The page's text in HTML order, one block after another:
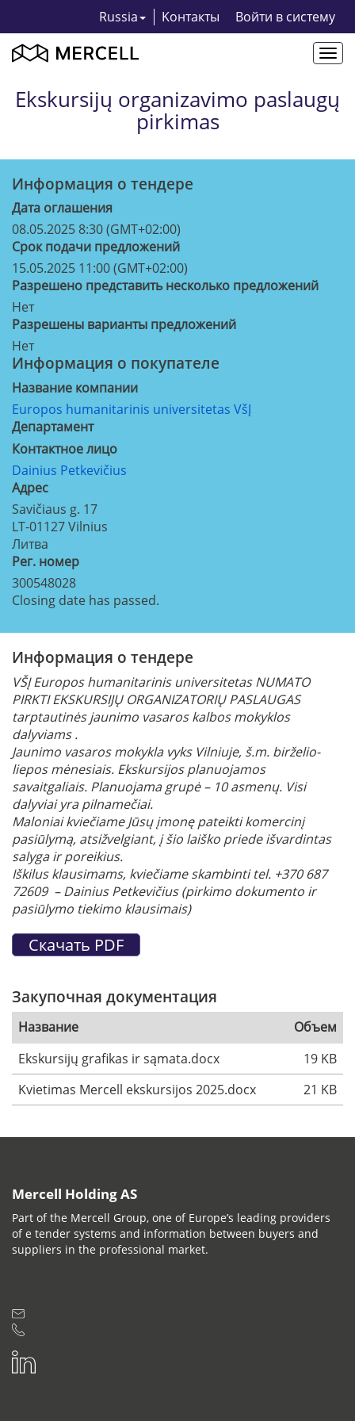
Russia Kонтакты Bойти в систему
Ekskursijų organizavimo paslaugų
pirkimas
Информация о тендерe
Дата оглашения
08.05.2025 8:30 (GMT+02:00)
Срок подачи предложений
15.05.2025 11:00 (GMT+02:00)
Разрешено представить несколько предложений
Нет
Разрешены варианты предложений
Нет
Информация о покупателе
Название компании
Europos humanitarinis universitetas VšĮ
Департамент
Контактное лицо
Dainius Petkevičius
Aдрес
Savičiaus g. 17
LT-01127Vilnius
Литва
Рег. номер
300548028
Closing date has passed.
Информация о тендере
VŠĮ Europos humanitarinis universitetasNUMATO
PIRKTI EKSKURSIJŲ ORGANIZATORIŲ PASLAUGAS
tarptautinės jaunimo vasaros kalbos mokyklos
dalyviams .
Jaunimo vasaros mokykla vyks Vilniuje, š.m. birželio-
liepos mėnesiais. Ekskursijos planuojamos
savaitgaliais. Planuojama grupė – 10 asmenų. Visi
dalyviai yra pilnamečiai.
Maloniai kviečiame Jūsų įmonę pateikti komercinį
pasiūlymą, atsižvelgiant, į šio laiško priede išvardintas
salyga ir poreikius.
Iškilus klausimams, kviečiame skambinti tel. +370 687
72609 – Dainius Petkevičius (pirkimo dokumento ir
pasiūlymo tiekimo klausimais)
Закупочная документация
Название
Объем
Ekskursijų grafikas ir sąmata.docx
19 KB
Kvietimas Mercell ekskursijos 2025.docx
21 KB
Mercell Holding AS
Part of the Mercell Group, one of Europe’s leading providers
of e tender systems and information between buyers and
suppliers in the professional market.